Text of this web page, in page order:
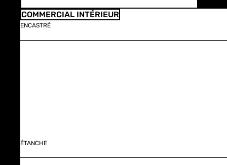
COMMERCIAL INTÉRIEUR
ENCASTRÉ
ÉTANCHE